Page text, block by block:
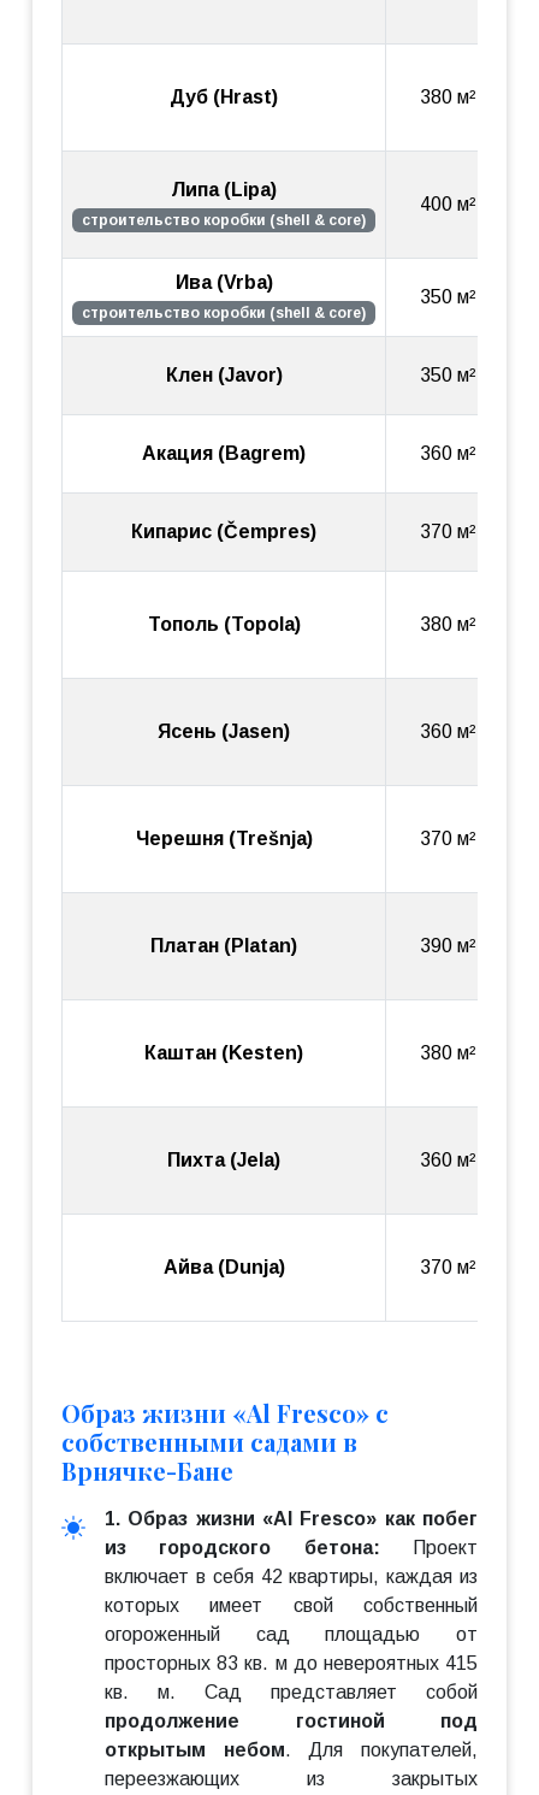
Дуб (Hrast) 380 м²
Липа (Lipa)
строительство коробки (shell & core)
400 м²
Ива (Vrba)
строительство коробки (shell & core)
350 м²
Клен (Javor) 350 м²
Акация (Bagrem) 360 м²
Кипарис (Čempres) 370 м²
Тополь (Topola) 380 м²
Ясень (Jasen) 360 м²
Черешня (Trešnja) 370 м²
Платан (Platan) 390 м²
Каштан (Kesten) 380 м²
Пихта (Jela) 360 м²
Айва (Dunja) 370 м²
Образ жизни «Al Fresco» с
собственными садами в
Врнячке-Бане
1. Образ жизни «Al Fresco» как побег
из городского бетона: Проект
включает в себя 42 квартиры, каждая из
которых имеет свой собственный
огороженный сад площадью от
просторных 83 кв. м до невероятных 415
кв. м. Сад представляет собой
продолжение гостиной под
открытым небом. Для покупателей,
переезжающих из закрытых